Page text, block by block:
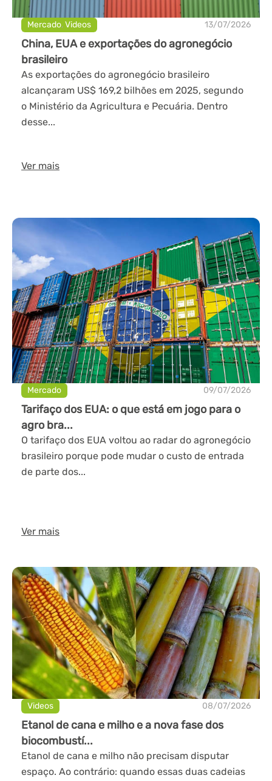
Mercado,Videos 13/07/2026
China, EUA e exportações do agronegócio
brasileiro
As exportações do agronegócio brasileiro
alcançaram US$ 169,2 bilhões em 2025, segundo
o Ministério da Agricultura e Pecuária. Dentro
desse...
Ver mais
Mercado 09/07/2026
Tarifaço dos EUA: o que está em jogo para o
agro bra...
O tarifaço dos EUA voltou ao radar do agronegócio
brasileiro porque pode mudar o custo de entrada
de parte dos...
Ver mais
Videos 08/07/2026
Etanol de cana e milho e a nova fase dos
biocombustí...
Etanol de cana e milho não precisam disputar
espaço. Ao contrário: quando essas duas cadeias